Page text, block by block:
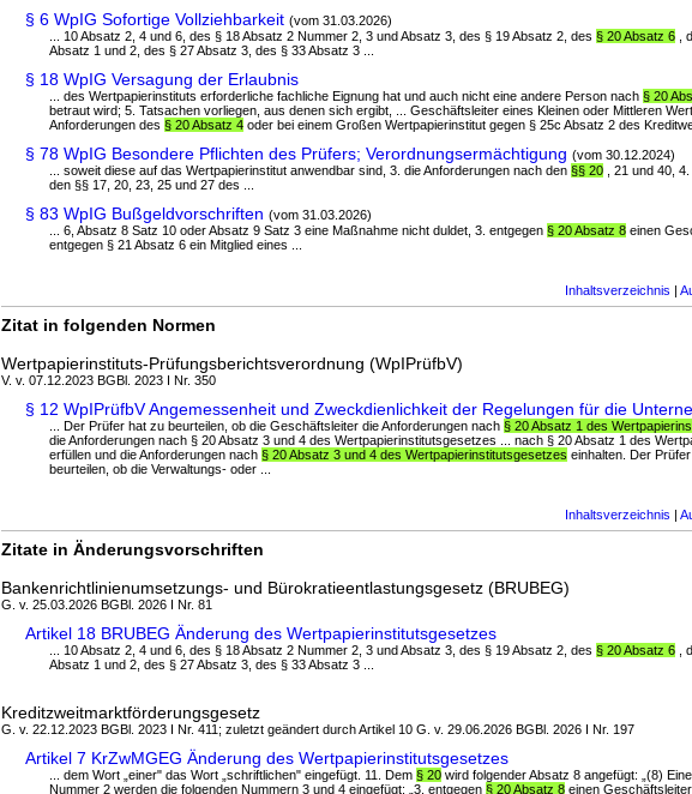
§ 6 WpIG Sofortige Vollziehbarkeit (vom 31.03.2026)
... 10 Absatz 2, 4 und 6, des § 18 Absatz 2 Nummer 2, 3 und Absatz 3, des § 19 Absatz 2, des § 20 Absatz 6 ,
Absatz 1 und 2, des § 27 Absatz 3, des § 33 Absatz 3 ...
§ 18 WpIG Versagung der Erlaubnis
... des Wertpapierinstituts erforderliche fachliche Eignung hat und auch nicht eine andere Person nach § 20
betraut wird; 5. Tatsachen vorliegen, aus denen sich ergibt, ... Geschäftsleiter eines Kleinen oder Mittleren
Anforderungen des § 20 Absatz 4 oder bei einem Großen Wertpapierinstitut gegen § 25c Absatz 2 des
§ 78 WpIG Besondere Pflichten des Prüfers; Verordnungsermächtigung (vom 30.12.2024)
... soweit diese auf das Wertpapierinstitut anwendbar sind, 3. die Anforderungen nach den §§ 20 , 21 und 40,
den §§ 17, 20, 23, 25 und 27 des ...
§ 83 WpIG Bußgeldvorschriften (vom 31.03.2026)
... 6, Absatz 8 Satz 10 oder Absatz 9 Satz 3 eine Maßnahme nicht duldet, 3. entgegen § 20 Absatz 8 einen
entgegen § 21 Absatz 6 ein Mitglied eines ...
Inhaltsverzeichnis |
Zitat in folgenden Normen
Wertpapierinstituts-Prüfungsberichtsverordnung (WpIPrüfbV)
V. v. 07.12.2023 BGBl. 2023 I Nr. 350
§ 12 WpIPrüfbV Angemessenheit und Zweckdienlichkeit der Regelungen für die
... Der Prüfer hat zu beurteilen, ob die Geschäftsleiter die Anforderungen nach § 20 Absatz 1 des
die Anforderungen nach § 20 Absatz 3 und 4 des Wertpapierinstitutsgesetzes ... nach § 20 Absatz 1 des
erfüllen und die Anforderungen nach § 20 Absatz 3 und 4 des Wertpapierinstitutsgesetzes einhalten. Der
beurteilen, ob die Verwaltungs- oder ...
Inhaltsverzeichnis |
Zitate in Änderungsvorschriften
Bankenrichtlinienumsetzungs- und Bürokratieentlastungsgesetz (BRUBEG)
G. v. 25.03.2026 BGBl. 2026 I Nr. 81
Artikel 18 BRUBEG Änderung des Wertpapierinstitutsgesetzes
... 10 Absatz 2, 4 und 6, des § 18 Absatz 2 Nummer 2, 3 und Absatz 3, des § 19 Absatz 2, des § 20 Absatz 6 ,
Absatz 1 und 2, des § 27 Absatz 3, des § 33 Absatz 3 ...
Kreditzweitmarktförderungsgesetz
G. v. 22.12.2023 BGBl. 2023 I Nr. 411; zuletzt geändert durch Artikel 10 G. v. 29.06.2026 BGBl. 2026 I Nr. 197
Artikel 7 KrZwMGEG Änderung des Wertpapierinstitutsgesetzes
... dem Wort „einer" das Wort „schriftlichen" eingefügt. 11. Dem § 20 wird folgender Absatz 8 angefügt: „(8)
Nummer 2 werden die folgenden Nummern 3 und 4 eingefügt: „3. entgegen § 20 Absatz 8 einen